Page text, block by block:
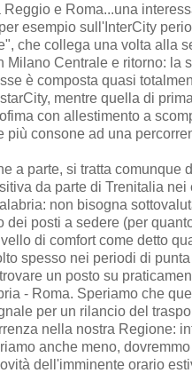
Reggio e Roma...una
esempio sull'InterCity
che collega una volta alla
Milano Centrale e ritorno: la
è composta quasi
mentre quella di
con allestimento a
più consone ad una
a parte, si tratta comunque
da parte di Trenitalia nei
non bisogna
dei posti a sedere (per
di comfort come detto
spesso nei periodi di
un posto su
- Roma. Speriamo che
per un rilancio del
nella nostra Regione:
anche meno,
dell'imminente orario